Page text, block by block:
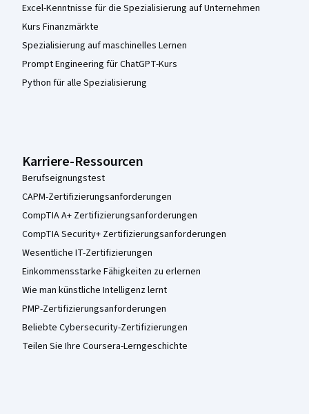
Excel-Kenntnisse für die Spezialisierung auf Unternehmen
Kurs Finanzmärkte
Spezialisierung auf maschinelles Lernen
Prompt Engineering für ChatGPT-Kurs
Python für alle Spezialisierung
Karriere-Ressourcen
Berufseignungstest
CAPM-Zertifizierungsanforderungen
CompTIA A+ Zertifizierungsanforderungen
CompTIA Security+ Zertifizierungsanforderungen
Wesentliche IT-Zertifizierungen
Einkommensstarke Fähigkeiten zu erlernen
Wie man künstliche Intelligenz lernt
PMP-Zertifizierungsanforderungen
Beliebte Cybersecurity-Zertifizierungen
Teilen Sie Ihre Coursera-Lerngeschichte